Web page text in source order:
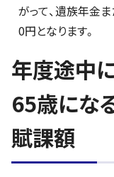
がって、遺族年金
0円となります。
年度途中
65歳にな
賦課額